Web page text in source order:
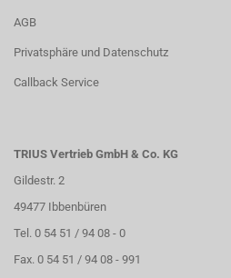
AGB
Privatsphäre und Datenschutz
Callback Service
TRIUS Vertrieb GmbH & Co. KG
Gildestr. 2
49477 Ibbenbüren
Tel. 0 54 51 / 94 08 - 0
Fax. 0 54 51 / 94 08 - 991